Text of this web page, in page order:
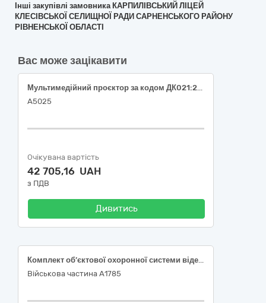
Інші закупівлі замовника КАРПИЛІВСЬКИЙ ЛІЦЕЙ
КЛЕСІВСЬКОЇ СЕЛИЩНОЇ РАДИ САРНЕНСЬКОГО РАЙОНУ
РІВНЕНСЬКОЇ ОБЛАСТІ
Вас може зацікавити
Мультимедійний проєктор за кодом ДК021:2015: 32320000-2 «Телевізійне й аудіовізуальне обладнання»
А5025
Очікувана вартість
42 705,16 UAH
з ПДВ
Дивитись
Комплект об’єктової охоронної системи відеоспостереження
Військова частина А1785